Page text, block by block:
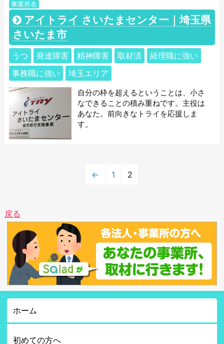
事業所名
アイトライ さいたまセンター｜埼玉県
さいたま市
うつ 発達障害 精神障害 取材済
経理職に強い
事務職に強い
埼玉エリア
自分の枠を超えるということは、小さ
なできることの積み重ねです。主役は
あなた。前向きなトライを応援しま
す。
← 1 2
戻る
ホーム
初めての方へ